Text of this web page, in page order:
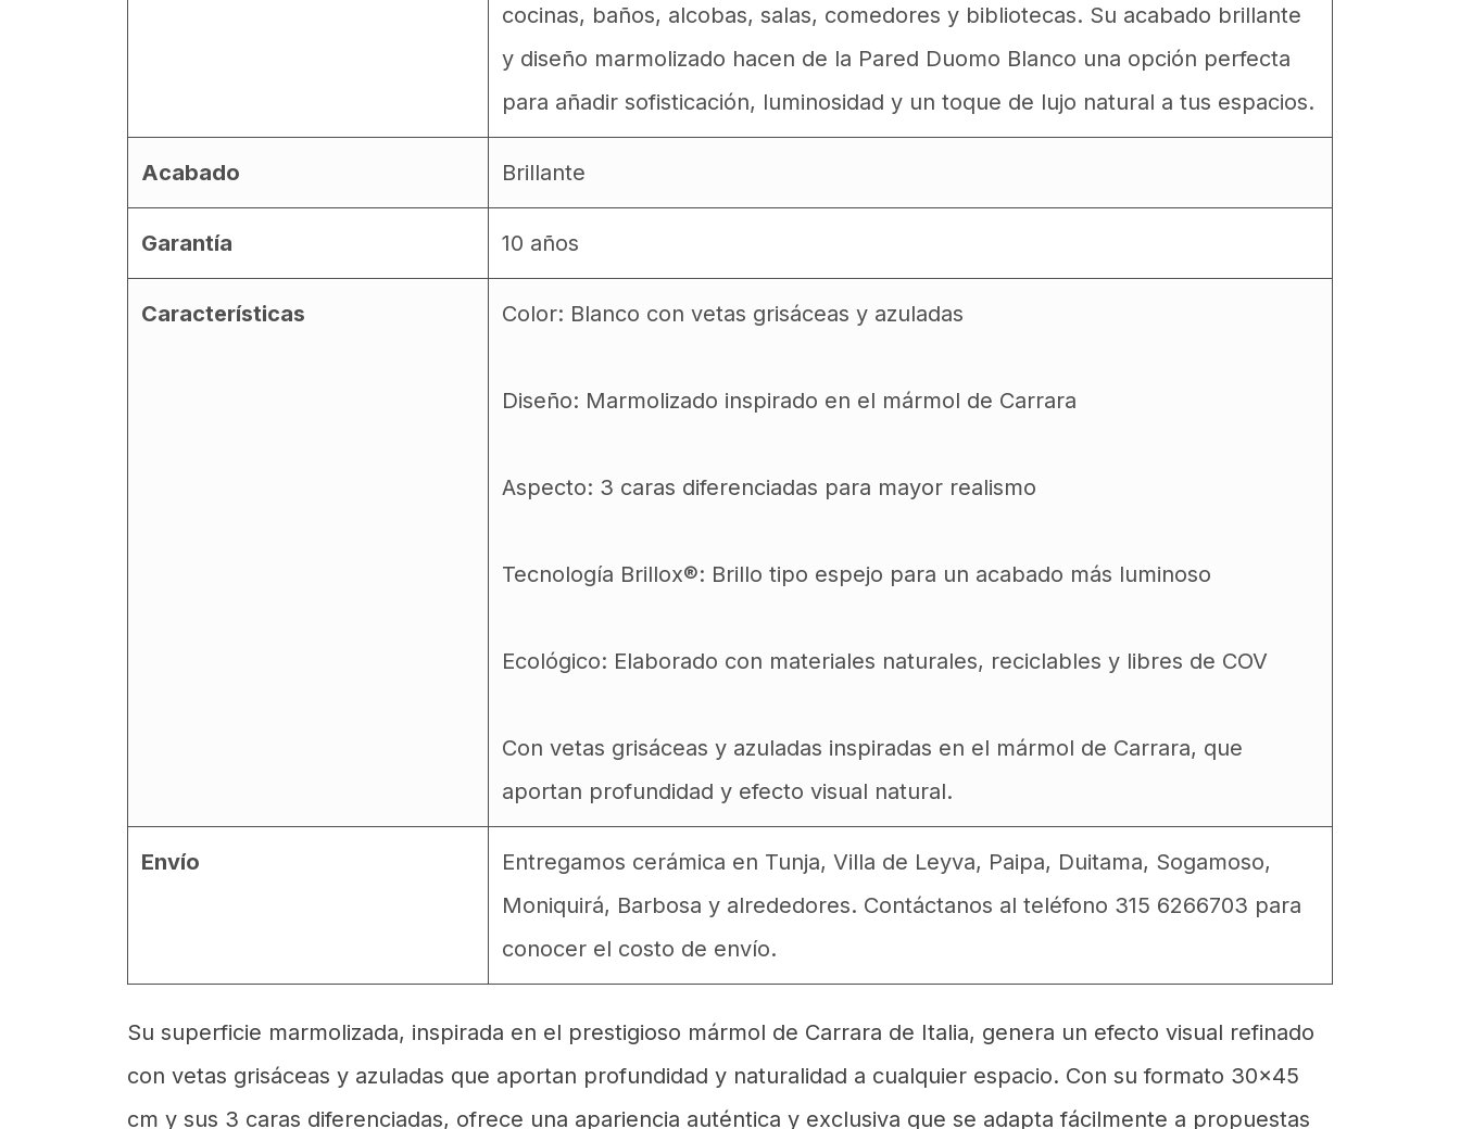
cocinas, baños, alcobas, salas, comedores y bibliotecas. Su acabado brillante
y diseño marmolizado hacen de la Pared Duomo Blanco una opción perfecta
para añadir sofisticación, luminosidad y un toque de lujo natural a tus espacios.
Acabado Brillante
Garantía 10 años
Características Color: Blanco con vetas grisáceas y azuladas
Diseño: Marmolizado inspirado en el mármol de Carrara
Aspecto: 3 caras diferenciadas para mayor realismo
Tecnología Brillox®: Brillo tipo espejo para un acabado más luminoso
Ecológico: Elaborado con materiales naturales, reciclables y libres de COV
Con vetas grisáceas y azuladas inspiradas en el mármol de Carrara, que
aportan profundidad y efecto visual natural.
Envío
Entregamos cerámica en Tunja, Villa de Leyva, Paipa, Duitama, Sogamoso,
Moniquirá, Barbosa y alrededores. Contáctanos al teléfono 315 6266703 para
conocer el costo de envío.
Su superficie marmolizada, inspirada en el prestigioso mármol de Carrara de Italia, genera un efecto visual refinado
con vetas grisáceas y azuladas que aportan profundidad y naturalidad a cualquier espacio. Con su formato 30x45
cm y sus 3 caras diferenciadas, ofrece una apariencia auténtica y exclusiva que se adapta fácilmente a propuestas